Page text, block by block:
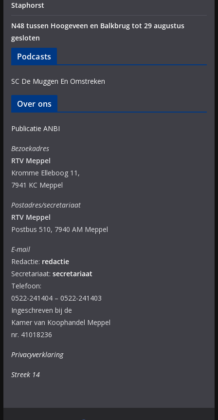
Staphorst
N48 tussen Hoogeveen en Balkbrug tot 29 augustus
gesloten
Podcasts
SC De Muggen En Omstreken
Over ons
Publicatie ANBI
Bezoekadres
RTV Meppel
Kromme Elleboog 11,
7941 KC Meppel
Postadres/secretariaat
RTV Meppel
Postbus 510, 7940 AM Meppel
E-mail
Redactie: redactie
Secretariaat: secretariaat
Telefoon:
0522-241404 – 0522-241403
Ingeschreven bij de
Kamer van Koophandel Meppel
nr. 41018236
Privacyverklaring
Streek 14